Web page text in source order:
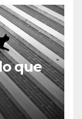
que